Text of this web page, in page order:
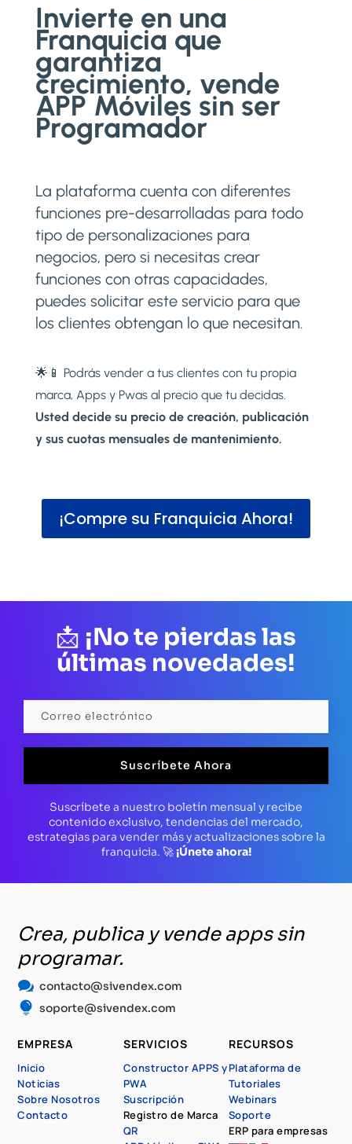
Invierte en una
Franquicia que
garantiza
crecimiento, vende
APP Móviles sin ser
Programador
La plataforma cuenta con diferentes
funciones pre-desarrolladas para todo
tipo de personalizaciones para
negocios, pero si necesitas crear
funciones con otras capacidades,
puedes solicitar este servicio para que
los clientes obtengan lo que necesitan.
🌟📱 Podrás vender a tus clientes con tu propia
marca, Apps y Pwas al precio que tu decidas.
Usted decide su precio de creación, publicación
y sus cuotas mensuales de mantenimiento.
¡Compre su Franquicia Ahora!
📩 ¡No te pierdas las
últimas novedades!
Suscríbete Ahora
Suscríbete a nuestro boletín mensual y recibe
contenido exclusivo, tendencias del mercado,
estrategias para vender más y actualizaciones sobre la
franquicia. 🚀 ¡Únete ahora!
Crea, publica y vende apps sin
programar.
 contacto@sivendex.com
 soporte@sivendex.com
EMPRESA
Inicio
Noticias
Sobre Nosotros
Contacto
SERVICIOS
Constructor APPS y
PWA
Suscripción
Registro de Marca
QR
RECURSOS
Plataforma de
Tutoriales
Webinars
Soporte
ERP para empresas